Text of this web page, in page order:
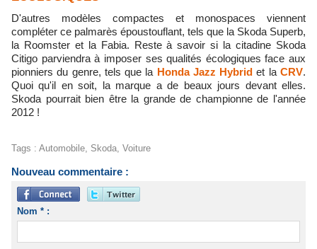
D'autres modèles compactes et monospaces viennent
compléter ce palmarès époustouflant, tels que la Skoda Superb,
la Roomster et la Fabia. Reste à savoir si la citadine Skoda
Citigo parviendra à imposer ses qualités écologiques face aux
pionniers du genre, tels que la Honda Jazz Hybrid et laCRV.
Quoi qu'il en soit, la marque a de beaux jours devant elles.
Skoda pourrait bien être la grande de championne de l'année
2012 !
Tags : Automobile, Skoda, Voiture
Nouveau commentaire :
Nom * :